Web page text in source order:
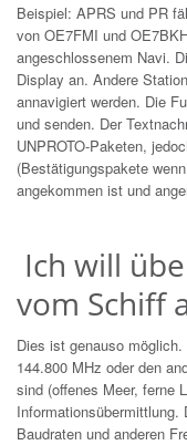
Beispiel: APRS und PR
von OE7FMI und
angeschlossenem Navi.
Display an. Andere
annavigiert werden. Die
und senden. Der
UNPROTO-Paketen,
(Bestätigungspakete
angekommen ist und
Ich will
vom Schiff
Dies ist genauso
144.800 MHz oder den
sind (offenes Meer, ferne
Baudraten und anderen